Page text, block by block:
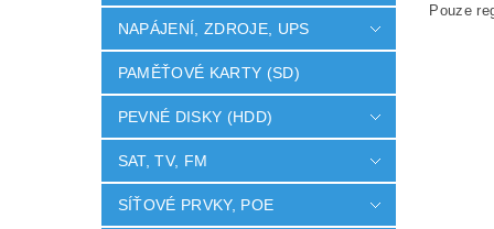
NAPÁJENÍ, ZDROJE, UPS
PAMĚŤOVÉ KARTY (SD)
PEVNÉ DISKY (HDD)
SAT, TV, FM
SÍŤOVÉ PRVKY, POE
Pouze